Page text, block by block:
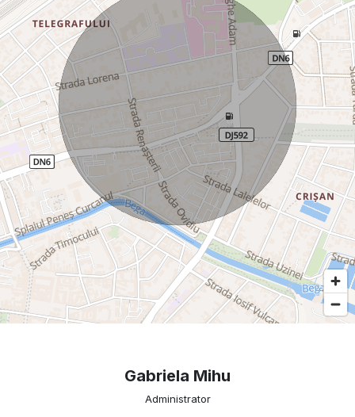
Gabriela Mihu
Administrator